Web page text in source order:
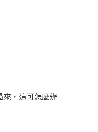
來，這可怎麼辦